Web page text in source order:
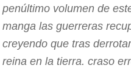
penúltimo volumen de
manga las guerreras
creyendo que tras
reina en la tierra. craso